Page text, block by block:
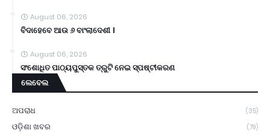
August 06, 2026
ବିଦାହେବେ ଆଉ ୬ ବାଂଲାଦେଶୀ ।
August 06, 2026
ସଂଶୋଧିତ ପାଠ୍ୟପୁସ୍ତକ ତ୍ରୁଟି ନେଇ ସ୍ପଷ୍ଟୀକରଣ
ଲେବେଲ
ଅପରାଧ (35)
ଓଡ଼ିଶା ଖବର (79)